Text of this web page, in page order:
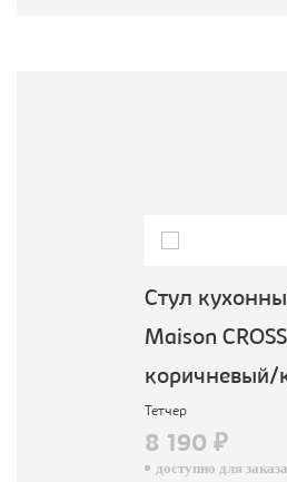
Стул
Maison
коричневый/
Тетчер
8 190 ₽
доступно для заказа